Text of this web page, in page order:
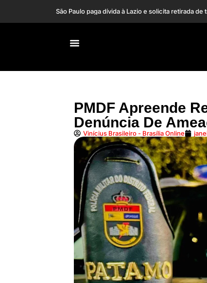
A forma de o Ibope a
Ação na Justiça erra e cita Lulinha como marido
PGR rejeita pedido de apuração contra vice de
PMDF Apreende
Denúncia De
Vinícius Brasileiro - Brasília Online